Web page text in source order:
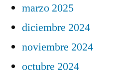
marzo 2025
diciembre 2024
noviembre 2024
octubre 2024